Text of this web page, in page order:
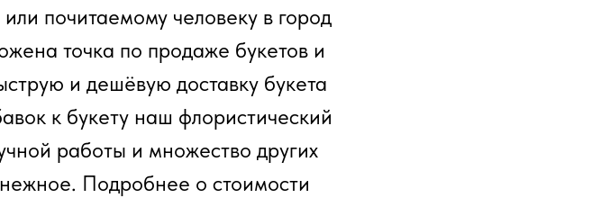
почитаемому человеку в город
точка по продаже букетов и
и дешёвую доставку букета
к букету наш флористический
работы и множество других
Подробнее о стоимости